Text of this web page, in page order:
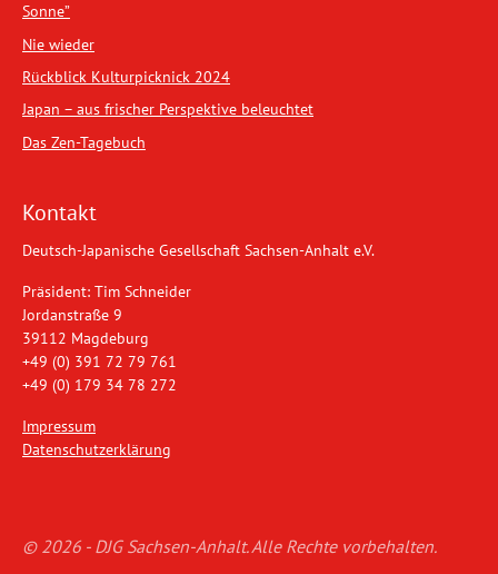
Sonne”
Nie wieder
Rückblick Kulturpicknick 2024
Japan – aus frischer Perspektive beleuchtet
Das Zen-Tagebuch
Kontakt
Deutsch-Japanische Gesellschaft Sachsen-Anhalt e.V.
Präsident: Tim Schneider
Jordanstraße 9
39112 Magdeburg
+49 (0) 391 72 79 761
+49 (0) 179 34 78 272
Impressum
Datenschutzerklärung
© 2026 - DJG Sachsen-Anhalt. Alle Rechte vorbehalten.